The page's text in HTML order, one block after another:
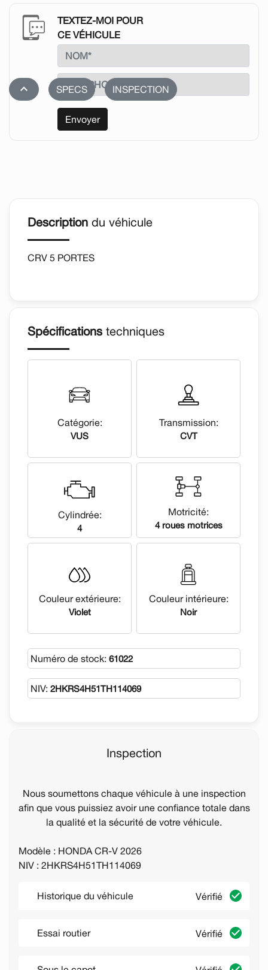
TEXTEZ-MOI POUR
CE VÉHICULE
Envoyer
stat_1 SPECS INSPECTION
Description du véhicule
CRV 5 PORTES
Spécificationstechniques
Catégorie:
VUS
Transmission:
CVT
Cylindrée:
4
Motricité:
4 roues motrices
Couleur extérieure:
Violet
Couleur intérieure:
Noir
Numéro de stock: 61022
NIV: 2HKRS4H51TH114069
Inspection
Nous soumettons chaque véhicule à une inspection
afin que vous puissiez avoir une confiance totale dans
la qualité et la sécurité de votre véhicule.
Modèle : HONDA CR-V 2026
NIV : 2HKRS4H51TH114069
Historique du véhicule Vérifié
Essai routier Vérifié